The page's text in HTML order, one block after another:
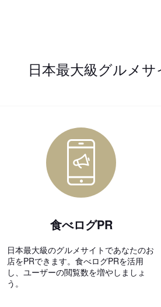
日本最大級グルメ
食べログPR
日本最大級のグルメサイトであなたのお
店をPRできます。食べログPRを活用
し、ユーザーの閲覧数を増やしましょ
う。